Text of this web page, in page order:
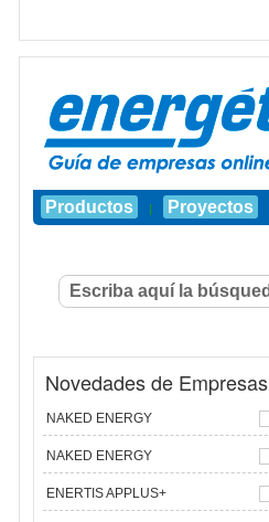
Productos | Proyectos
Novedades de Empresas
NAKED ENERGY
NAKED ENERGY
ENERTIS APPLUS+